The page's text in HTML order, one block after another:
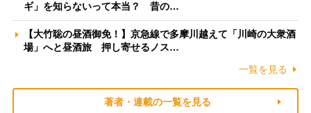
ギ」を知らないって本当？ 昔の…
【大竹聡の昼酒御免！】京急線で多摩川越えて「川崎の大衆酒
場」へと昼酒旅 押し寄せるノス…
一覧を見る
著者・連載の一覧を見る